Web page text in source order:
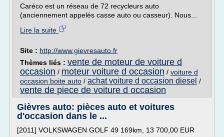
Caréco est un réseau de 72 recycleurs auto
(anciennement appelés casse auto ou casseur). Nous...
Lire la suite
Site : http://www.gievresauto.fr
Thèmes liés : vente de moteur de voiture d
occasion / moteur voiture d occasion / voiture d
occasion boite auto / achat voiture d occasion diesel /
vente de piece de voiture d occasion
Gièvres auto: pièces auto et voitures
d'occasion dans le ...
[2011] VOLKSWAGEN GOLF 49 169km, 13 700,00 EUR